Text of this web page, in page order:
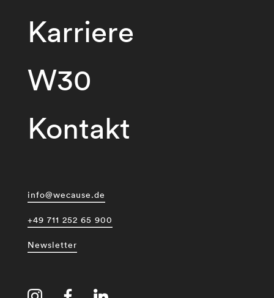
Karriere
W30
Kontakt
info@wecause.de
+49 711 252 65 900
Newsletter